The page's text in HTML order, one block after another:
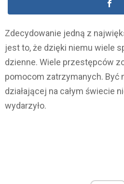
Zdecydowanie jedną z
jest to, że dzięki niemu wiele
dzienne. Wiele przestępców
pomocom zatrzymanych. Być
działającej na całym świecie
wydarzyło.